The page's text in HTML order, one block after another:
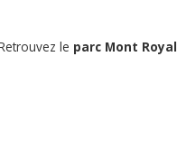
le parc Mont Royal